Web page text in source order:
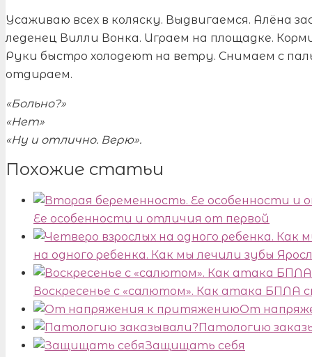
Усаживаю всех в коляску. Выдвигаемся. Алёна
леденец Вилли Вонка. Играем на площадке.
Руки быстро холодеют на ветру. Снимаем с
отдираем.
«Больно?»
«Нет»
«Ну и отлично. Верю».
Похожие статьи
Ее особенности и отличия от первой
на одного ребенка. Как мы лечили зубы
Воскресенье с «салютом». Как атака
От
Патологию
Защищать себя